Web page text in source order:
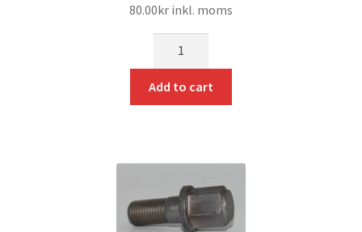
80.00kr inkl. moms
Add to cart